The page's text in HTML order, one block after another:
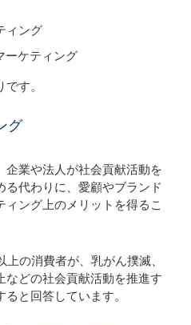
ィング
ーケティング
す。
グ
企業や法人が社会貢献活動を
代わりに、愛顧やブランド
ィング上のメリットを得るこ
の消費者が、乳がん撲滅、
などの社会貢献活動を推進す
と回答しています。